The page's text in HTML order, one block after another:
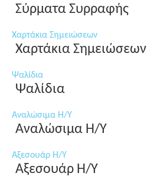
Σύρματα Συρραφής
Χαρτάκια Σημειώσεων
Χαρτάκια Σημειώσεων
Ψαλίδια
Ψαλίδια
Αναλώσιμα Η/Υ
Αναλώσιμα Η/Υ
Αξεσουάρ Η/Υ
Αξεσουάρ Η/Υ